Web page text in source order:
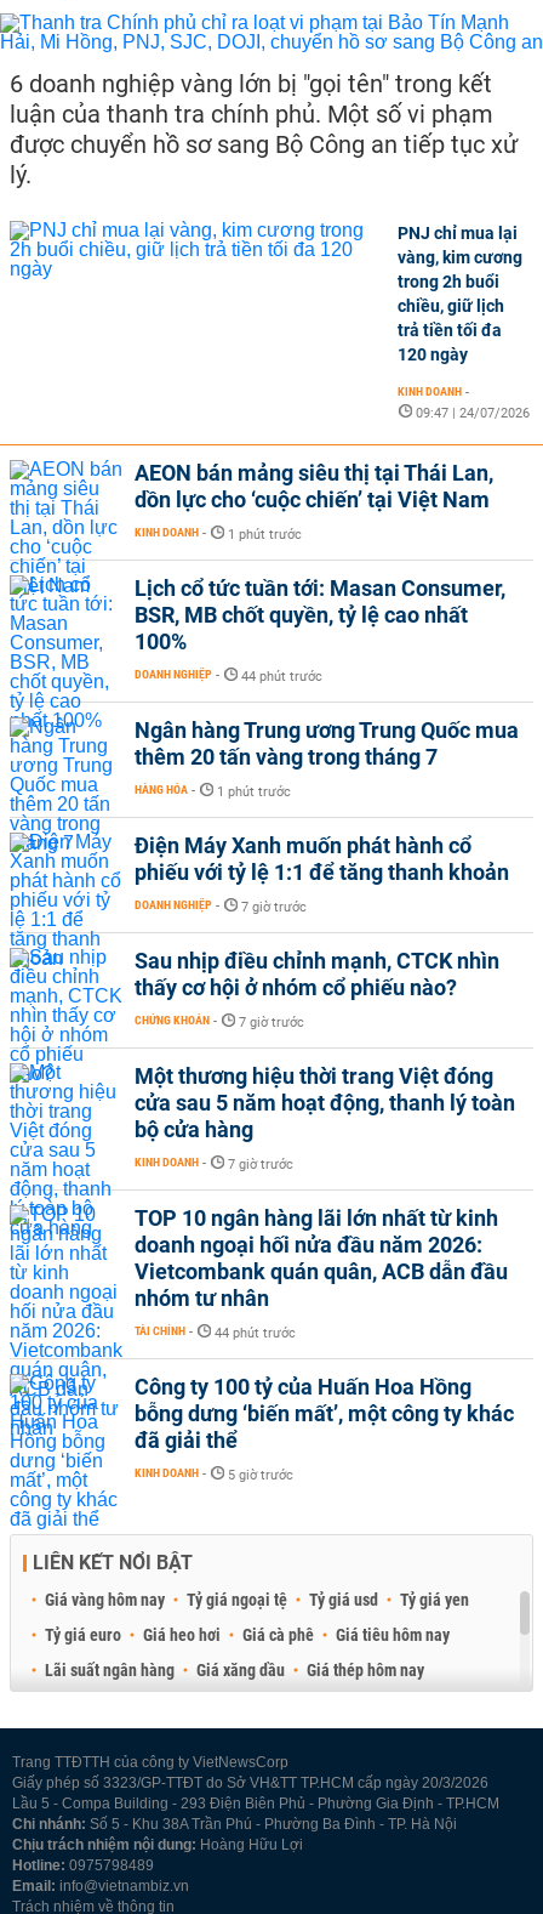
6 doanh nghiệp vàng lớn bị "gọi tên" trong kết
luận của thanh tra chính phủ. Một số vi phạm
được chuyển hồ sơ sang Bộ Công an tiếp tục xử
lý.
PNJ chỉ mua lại
vàng, kim cương
trong 2h buổi
chiều, giữ lịch
trả tiền tối đa
120 ngày
KINH DOANH -
09:47 | 24/07/2026
AEON bán mảng siêu thị tại Thái Lan,
dồn lực cho ‘cuộc chiến’ tại Việt Nam
KINH DOANH - 1 phút trước
Lịch cổ tức tuần tới: Masan Consumer,
BSR, MB chốt quyền, tỷ lệ cao nhất
100%
DOANH NGHIỆP - 44 phút trước
Ngân hàng Trung ương Trung Quốc mua
thêm 20 tấn vàng trong tháng 7
HÀNG HÓA - 1 phút trước
Điện Máy Xanh muốn phát hành cổ
phiếu với tỷ lệ 1:1 để tăng thanh khoản
DOANH NGHIỆP - 7 giờ trước
Sau nhịp điều chỉnh mạnh, CTCK nhìn
thấy cơ hội ở nhóm cổ phiếu nào?
CHỨNG KHOÁN - 7 giờ trước
Một thương hiệu thời trang Việt đóng
cửa sau 5 năm hoạt động, thanh lý toàn
bộ cửa hàng
KINH DOANH - 7 giờ trước
TOP 10 ngân hàng lãi lớn nhất từ kinh
doanh ngoại hối nửa đầu năm 2026:
Vietcombank quán quân, ACB dẫn đầu
nhóm tư nhân
TÀI CHÍNH - 44 phút trước
Công ty 100 tỷ của Huấn Hoa Hồng
bỗng dưng ‘biến mất’, một công ty khác
đã giải thể
KINH DOANH - 5 giờ trước
LIÊN KẾT NỔI BẬT
Giá vàng hôm nay Tỷ giá ngoại tệ Tỷ giá usd
Tỷ giá yen
Tỷ giá euro
Giá heo hơi Giá cà phê
Giá tiêu hôm nay
Lãi suất ngân hàng
Giá xăng dầu
Giá thép hôm nay
Trang TTĐTTH của công ty VietNewsCorp
Giấy phép số 3323/GP-TTĐT do Sở VH&TT TP.HCM cấp ngày 20/3/2026
Lầu 5 - Compa Building - 293 Điện Biên Phủ - Phường Gia Định - TP.HCM
Chi nhánh: Số 5 - Khu 38A Trần Phú - Phường Ba Đình - TP. Hà Nội
Chịu trách nhiệm nội dung: Hoàng Hữu Lợi
Hotline: 0975798489
Email: info@vietnambiz.vn
Trách nhiệm về thông tin